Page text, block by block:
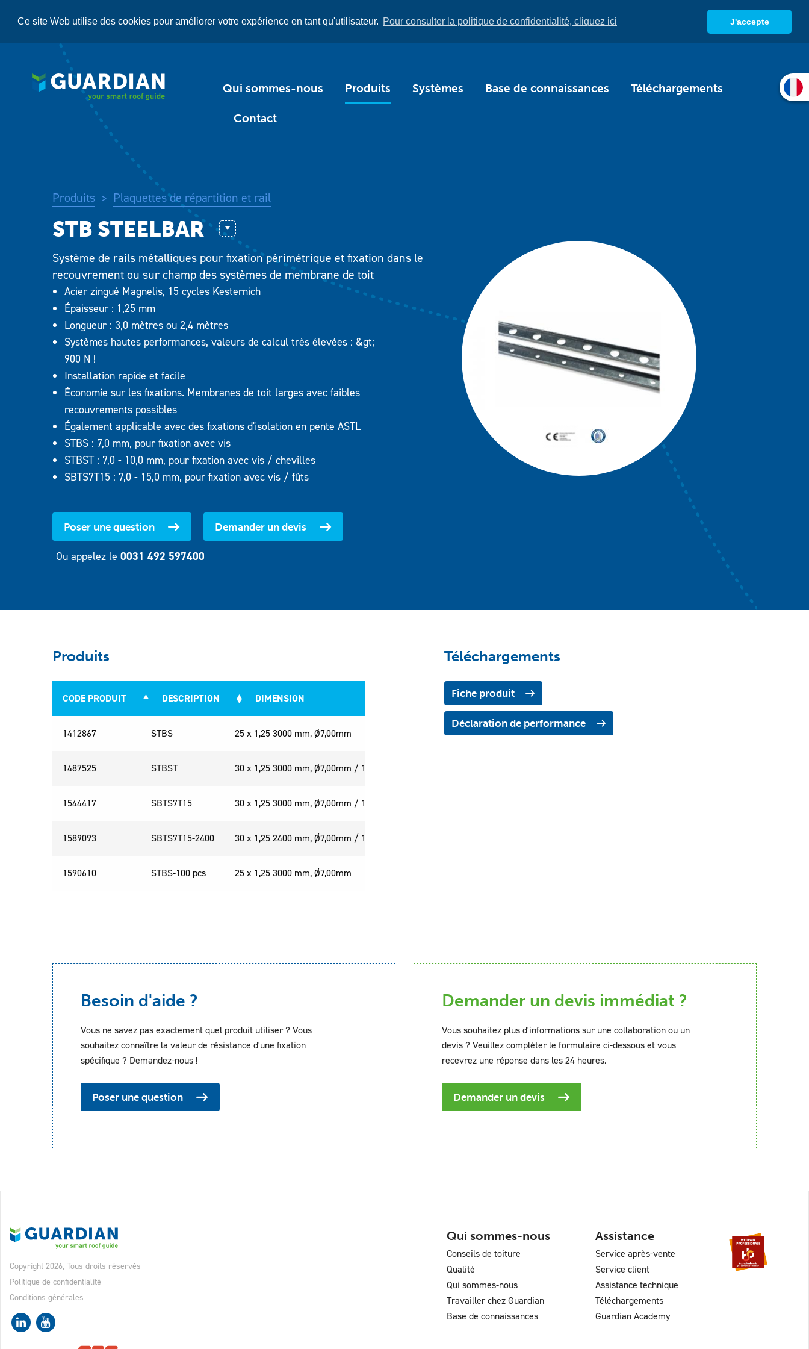
Ce site Web utilise des cookies pour améliorer votre expérience en tant qu'utilisateur. Pour consulter la politique de confidentialité, cliquez ici J'accepte
Qui sommes-nous Produits Systèmes Base de connaissances Téléchargements
Contact
Produits > Plaquettes de répartition et rail
Combipack KP-PS
GWSP 80
SP 40
SP 50
SPA 7070 (FM Approval)
Système de rails métalliques pour fixation périmétrique et fixation dans le
recouvrement ou sur champ des systèmes de membrane de toit
Acier zingué Magnelis, 15 cycles Kesternich
Épaisseur : 1,25 mm
Longueur : 3,0 mètres ou 2,4 mètres
Systèmes hautes performances, valeurs de calcul très élevées : &gt;
900 N !
Installation rapide et facile
Économie sur les fixations. Membranes de toit larges avec faibles
recouvrements possibles
Également applicable avec des fixations d'isolation en pente ASTL
STBS : 7,0 mm, pour fixation avec vis
STBST : 7,0 - 10,0 mm, pour fixation avec vis / chevilles
SBTS7T15 : 7,0 - 15,0 mm, pour fixation avec vis / fûts
Poser une question Demander un devis
Ou appelez le 0031 492 597400
Produits
CODE PRODUIT DESCRIPTION DIMENSION
EMBALLAGE
EMBALLAGE
1412867
STBS 25 x 1,25 3000 mm, Ø7,00mm 100/Paquet
1487525 STBST 30 x 1,25 3000 mm, Ø7,00mm / 10,00mm
1544417 SBTS7T15 30 x 1,25 3000 mm, Ø7,00mm / 15,00mm
1589093 SBTS7T15-2400 30 x 1,25 2400 mm, Ø7,00mm / 15,00mm
1590610 STBS-100 pcs 25 x 1,25 3000 mm, Ø7,00mm
Téléchargements
Fiche produit
Déclaration de performance
Besoin d'aide ?
Vous ne savez pas exactement quel produit utiliser ? Vous
souhaitez connaître la valeur de résistance d'une fixation
spécifique ? Demandez-nous !
Poser une question
Demander un devis immédiat ?
Vous souhaitez plus d'informations sur une collaboration ou un
devis ? Veuillez compléter le formulaire ci-dessous et vous
recevrez une réponse dans les 24 heures.
Demander un devis
Copyright 2026, Tous droits réservés
Politique de confidentialité
Conditions générales
Qui sommes-nous
Conseils de toiture
Qualité
Qui sommes-nous
Travailler chez Guardian
Base de connaissances
Assistance
Service après-vente
Service client
Assistance technique
Téléchargements
Guardian Academy